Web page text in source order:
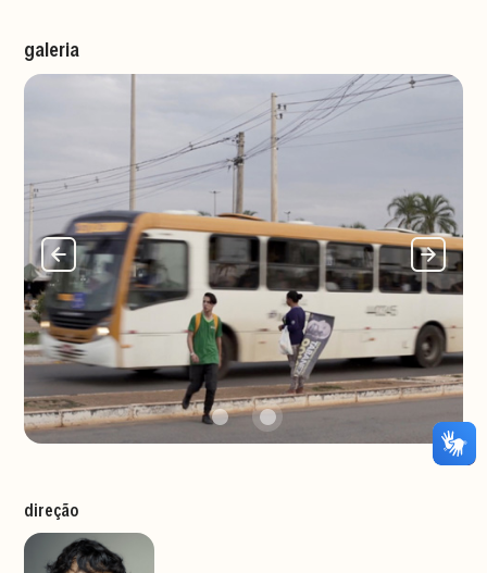
galeria
direção